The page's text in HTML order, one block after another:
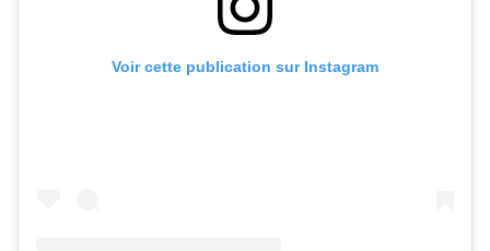
Voir cette publication sur Instagram